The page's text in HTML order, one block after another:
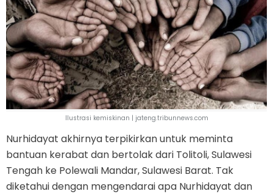
Ilustrasi kemiskinan | jateng.tribunnews.com
Nurhidayat akhirnya terpikirkan untuk meminta
bantuan kerabat dan bertolak dari Tolitoli, Sulawesi
Tengah ke Polewali Mandar, Sulawesi Barat. Tak
diketahui dengan mengendarai apa Nurhidayat dan